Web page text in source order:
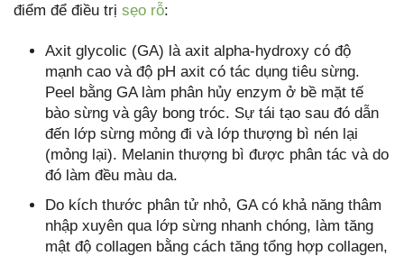
điểm để điều trị sẹo rỗ:
Axit glycolic (GA) là axit alpha-hydroxy có độ
mạnh cao và độ pH axit có tác dụng tiêu sừng.
Peel bằng GA làm phân hủy enzym ở bề mặt tế
bào sừng và gây bong tróc. Sự tái tạo sau đó dẫn
đến lớp sừng mỏng đi và lớp thượng bì nén lại
(mỏng lại). Melanin thượng bì được phân tác và do
đó làm đều màu da.
Do kích thước phân tử nhỏ, GA có khả năng thâm
nhập xuyên qua lớp sừng nhanh chóng, làm tăng
mật độ collagen bằng cách tăng tổng hợp collagen,